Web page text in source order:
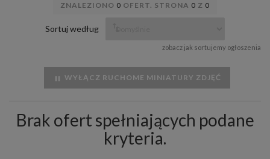
ZNALEZIONO 0 OFERT. STRONA 0 Z 0
Sortuj według
zobacz jak sortujemy ogłoszenia
WYŁĄCZ RUCHOME MINIATURY ZDJĘĆ
Brak ofert spełniających podane
kryteria.